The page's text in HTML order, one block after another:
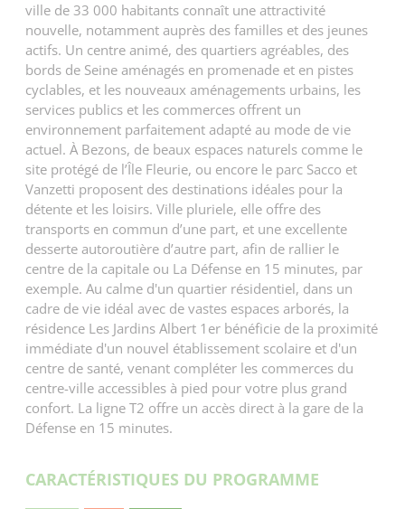
ville de 33 000 habitants connaît une attractivité
nouvelle, notamment auprès des familles et des jeunes
actifs. Un centre animé, des quartiers agréables, des
bords de Seine aménagés en promenade et en pistes
cyclables, et les nouveaux aménagements urbains, les
services publics et les commerces offrent un
environnement parfaitement adapté au mode de vie
actuel. À Bezons, de beaux espaces naturels comme le
site protégé de l’Île Fleurie, ou encore le parc Sacco et
Vanzetti proposent des destinations idéales pour la
détente et les loisirs. Ville pluriele, elle offre des
transports en commun d’une part, et une excellente
desserte autoroutière d’autre part, afin de rallier le
centre de la capitale ou La Défense en 15 minutes, par
exemple. Au calme d'un quartier résidentiel, dans un
cadre de vie idéal avec de vastes espaces arborés, la
résidence Les Jardins Albert 1er bénéficie de la proximité
immédiate d'un nouvel établissement scolaire et d'un
centre de santé, venant compléter les commerces du
centre-ville accessibles à pied pour votre plus grand
confort. La ligne T2 offre un accès direct à la gare de la
Défense en 15 minutes.
CARACTÉRISTIQUES DU PROGRAMME